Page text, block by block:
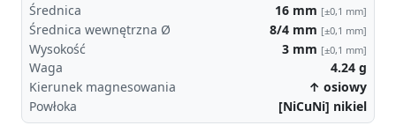
Średnica 16 mm [±0,1 mm]
Średnica wewnętrzna Ø 8/4 mm [±0,1 mm]
Wysokość 3 mm [±0,1 mm]
Waga 4.24 g
Kierunek magnesowania
↑ osiowy
Powłoka
[NiCuNi] nikiel